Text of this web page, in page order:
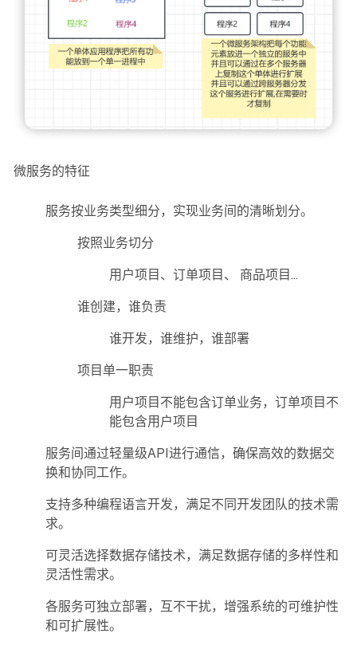
微服务的特征
服务按业务类型细分，实现业务间的清晰划分。
按照业务切分
用户项目、订单项目、 商品项目…
谁创建，谁负责
谁开发，谁维护，谁部署
项目单一职责
用户项目不能包含订单业务，订单项目不
能包含用户项目
服务间通过轻量级API进行通信，确保高效的数据交
换和协同工作。
支持多种编程语言开发，满足不同开发团队的技术需
求。
可灵活选择数据存储技术，满足数据存储的多样性和
灵活性需求。
各服务可独立部署，互不干扰，增强系统的可维护性
和可扩展性。